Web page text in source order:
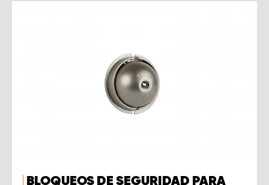
BLOQUEOS DE SEGURIDAD PARA